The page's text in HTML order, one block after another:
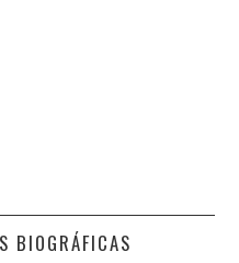
BIOGRÁFICAS